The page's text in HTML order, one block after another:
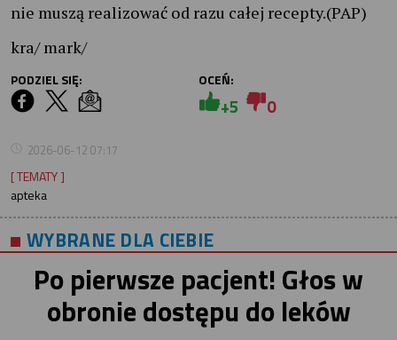
nie muszą realizować od razu całej recepty.(PAP)
kra/ mark/
PODZIEL SIĘ: OCEŃ:
+5 0
2026-06-12 07:17
[ TEMATY ]
apteka
WYBRANE DLA CIEBIE
Po pierwsze pacjent! Głos w
obronie dostępu do leków